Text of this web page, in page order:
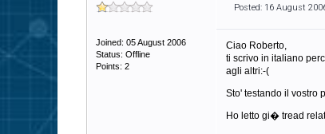
Joined: 05 August 2006
Status: Offline
Points: 2
Posted: 16 August
Ciao Roberto,
ti scrivo in italiano
agli altri:-(
Sto' testando il vostro
Ho letto gi� tread